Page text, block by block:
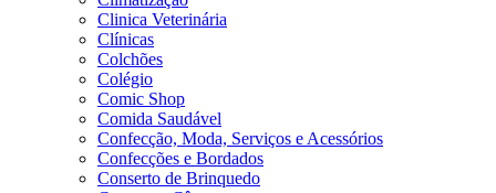
Clinica Veterinária
Clínicas
Colchões
Colégio
Comic Shop
Comida Saudável
Confecção, Moda, Serviços e Acessórios
Confecções e Bordados
Conserto de Brinquedo